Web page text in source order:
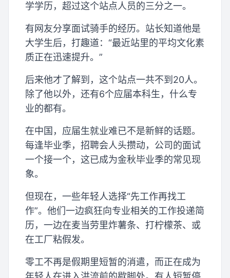
学学历，超过这个站点人员的三分之一。
有网友分享面试骑手的经历。站长知道他是
大学生后，打趣道：“最近站里的平均文化素
质正在迅速提升。”
后来他才了解到，这个站点一共不到20人。
除了他以外，还有6个应届本科生，什么专
业的都有。
在中国，应届生就业难已不是新鲜的话题。
每逢毕业季，招聘会人头攒动，公司的面试
一个接一个，这已成为金秋毕业季的常见现
象。
但现在，一些年轻人选择“先工作再找工
作”。他们一边疯狂向专业相关的工作投递简
历，一边在麦当劳里炸薯条、打柠檬茶、或
在工厂粘假发。
零工不再是假期里短暂的消遣，而正在成为